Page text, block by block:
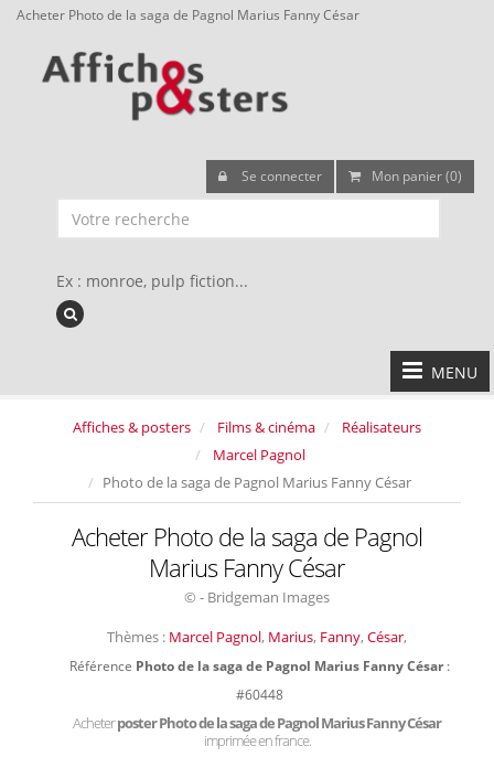
Acheter Photo de la saga de Pagnol Marius Fanny César
Se connecter Mon panier (0)
Ex : monroe, pulp fiction...
MENU
Affiches & posters Films & cinéma
Réalisateurs
Marcel Pagnol
Photo de la saga de Pagnol Marius Fanny César
Acheter Photo de la saga de Pagnol
Marius Fanny César
© - Bridgeman Images
Thèmes : Marcel Pagnol, Marius, Fanny, César,
Référence Photo de la saga de Pagnol Marius Fanny César:
#60448
Acheterposter Photo de la saga de Pagnol Marius Fanny César
imprimée en france.